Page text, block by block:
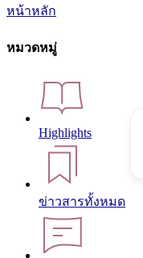
หน้าหลัก
หมวดหมู่
Highlights
ข่าวสารทั้งหมด